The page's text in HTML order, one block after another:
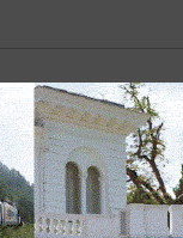
РЕАКЦИЯ В МИРЕ
оценил